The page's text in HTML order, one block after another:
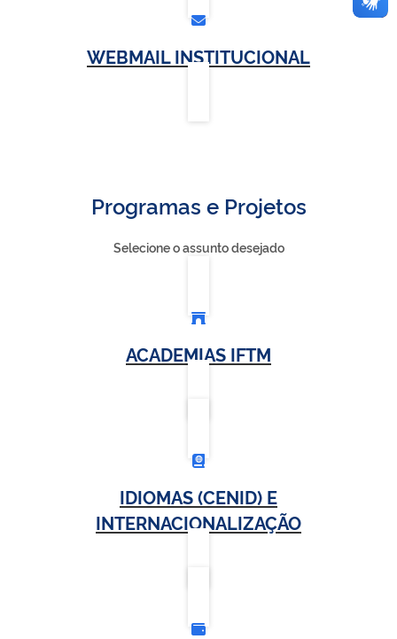
WEBMAIL INSTITUCIONAL
Programas e Projetos
Selecione o assunto desejado
ACADEMIAS IFTM
IDIOMAS (CENID) E
INTERNACIONALIZAÇÃO